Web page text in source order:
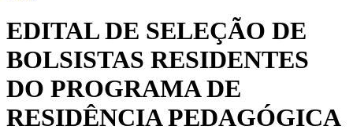
EDITAL DE SELEÇÃO DE
BOLSISTAS RESIDENTES
DO PROGRAMA DE
RESIDÊNCIA PEDAGÓGICA